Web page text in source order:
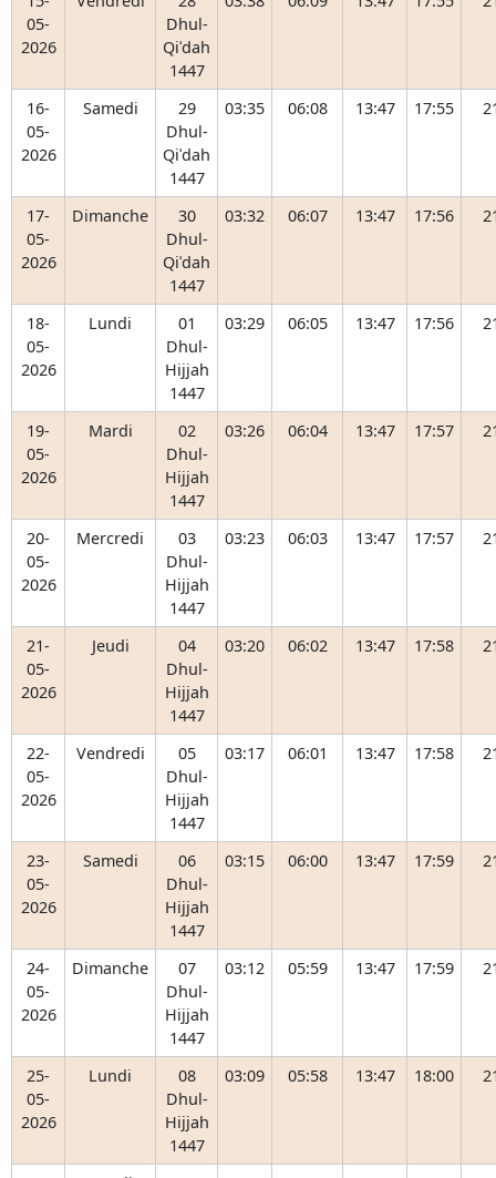
05-
2026
Dhul-
Qiʿdah
1447
16-
05-
2026
Samedi
29
Dhul-
Qiʿdah
1447
03:35 06:08 13:47 17:55
17-
05-
2026
Dimanche
30
Dhul-
Qiʿdah
1447
03:32 06:07 13:47 17:56
18-
05-
2026
Lundi
01
Dhul-
Hijjah
1447
03:29 06:05 13:47 17:56
19-
05-
2026
Mardi
02
Dhul-
Hijjah
1447
03:26 06:04 13:47 17:57
20-
05-
2026
Mercredi
03
Dhul-
Hijjah
1447
03:23 06:03 13:47 17:57
21-
05-
2026
Jeudi
04
Dhul-
Hijjah
1447
03:20 06:02 13:47 17:58
22-
05-
2026
Vendredi
05
Dhul-
Hijjah
1447
03:17 06:01 13:47 17:58
23-
05-
2026
Samedi
06
Dhul-
Hijjah
1447
03:15 06:00 13:47 17:59
24-
05-
2026
Dimanche
07
Dhul-
Hijjah
1447
03:12 05:59 13:47 17:59
25-
05-
2026
Lundi
08
Dhul-
Hijjah
1447
03:09 05:58 13:47 18:00